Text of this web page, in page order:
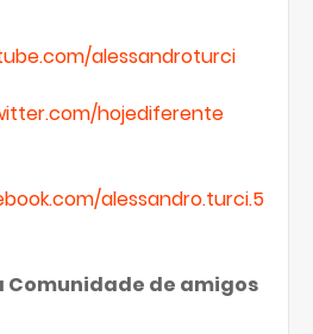
alessandroturci
hojediferente
alessandro.turci.5
Comunidade de amigos